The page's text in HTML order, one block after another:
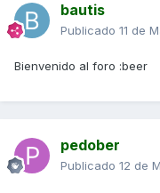
bautis
Publicado 11 de
Bienvenido al foro :beer
pedober
Publicado 12 de